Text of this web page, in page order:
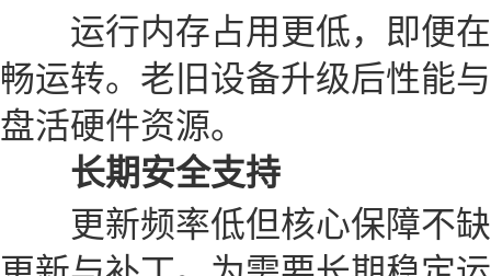
运行内存占用更低，即便在
畅运转。老旧设备升级后性能
盘活硬件资源。
长期安全支持
更新频率低但核心保障不缺